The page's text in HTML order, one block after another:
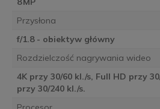
Przysłona
f/1.8 - obiektyw główny
Rozdzielczość nagrywania wideo
4K przy 30/60 kl./s, Full HD przy
przy 30/240 kl./s.